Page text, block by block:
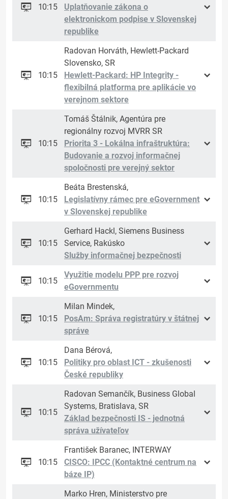
10:15
Uplatňovanie zákona o
elektronickom podpise v Slovenskej
republike
10:15
Radovan Horváth, Hewlett-Packard
Slovensko, SR
Hewlett-Packard: HP Integrity -
flexibilná platforma pre aplikácie vo
verejnom sektore
10:15
Tomáš Štálnik, Agentúra pre
regionálny rozvoj MVRR SR
Priorita 3 - Lokálna infraštruktúra:
Budovanie a rozvoj informačnej
spoločnosti pre verejný sektor
10:15
Beáta Brestenská,
Legislatívny rámec pre eGovernment
v Slovenskej republike
10:15
Gerhard Hackl, Siemens Business
Service, Rakúsko
Služby informačnej bezpečnosti
10:15
Využitie modelu PPP pre rozvoj
eGovernmentu
10:15
Milan Mindek,
PosAm: Správa registratúry v štátnej
správe
10:15
Dana Bérová,
Politiky pro oblast ICT - zkušenosti
České republiky
10:15
Radovan Semančík, Business Global
Systems, Bratislava, SR
Základ bezpečnosti IS - jednotná
správa užívateľov
10:15
František Baranec, INTERWAY
CISCO: IPCC (Kontaktné centrum na
báze IP)
Marko Hren, Ministerstvo pre